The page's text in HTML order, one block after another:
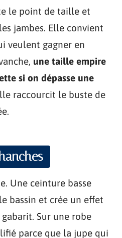
le point de taille et
jambes. Elle convient
veulent gagner en
une taille empire
si on dépasse une
raccourcit le buste de
Une ceinture basse
bassin et crée un effet
Sur une robe
parce que la jupe qui